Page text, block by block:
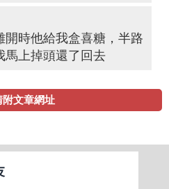
開時他給我盒喜糖，半路
馬上掉頭還了回去
附文章網址